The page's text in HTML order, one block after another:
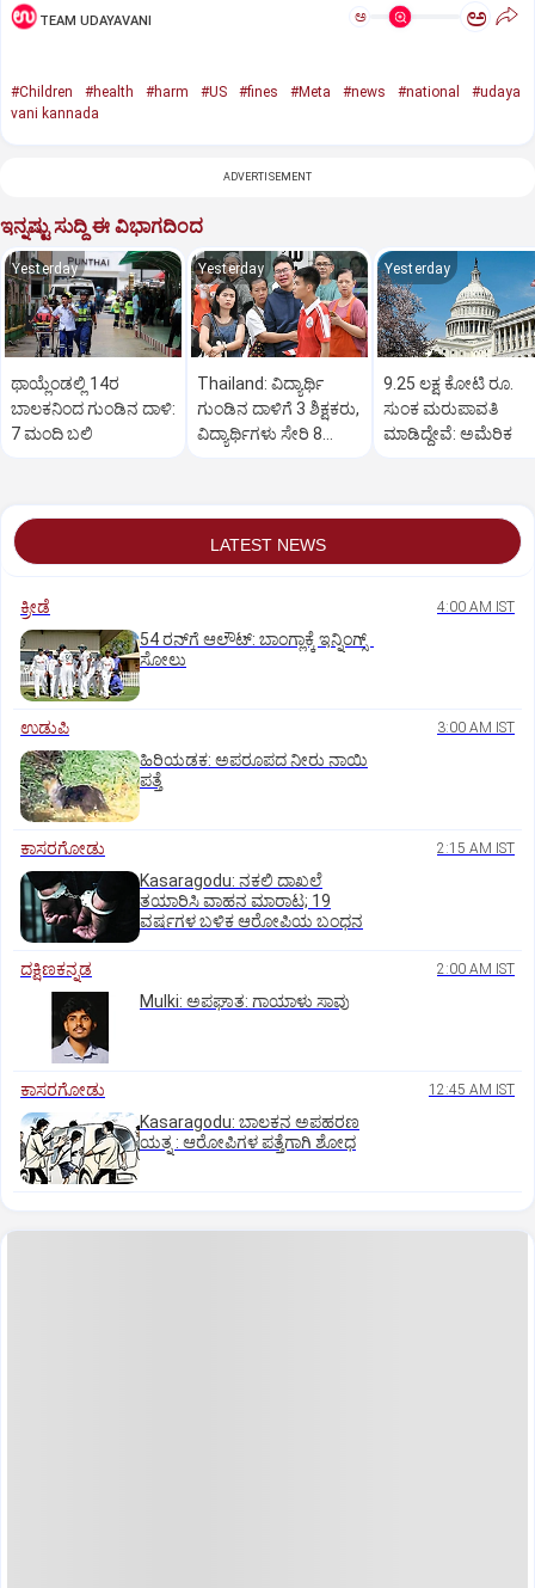
TEAM UDAYAVANI ಅ ಅ
#Children #health #harm #US #fines #Meta #news #national
#udaya
vani kannada
ADVERTISEMENT
ಇನ್ನಷ್ಟು ಸುದ್ದಿ ಈ ವಿಭಾಗದಿಂದ
Yesterday
ಥಾಯ್ಲೆಂಡಲ್ಲಿ 14ರ
ಬಾಲಕನಿಂದ ಗುಂಡಿನ ದಾಳಿ:
7 ಮಂದಿ ಬಲಿ
Yesterday
Thailand: ವಿದ್ಯಾರ್ಥಿ
ಗುಂಡಿನ ದಾಳಿಗೆ 3 ಶಿಕ್ಷಕರು,
ವಿದ್ಯಾರ್ಥಿಗಳು ಸೇರಿ 8
Yesterday
9.25 ಲಕ್ಷ ಕೋಟಿ ರೂ.
ಸುಂಕ ಮರುಪಾವತಿ
ಮಾಡಿದ್ದೇವೆ: ಅಮೆರಿಕ
LATEST NEWS
ಕ್ರೀಡೆ 4:00 AM IST
54 ರನ್‌ಗೆ ಆಲೌಟ್‌: ಬಾಂಗ್ಲಾಕ್ಕೆ ಇನ್ನಿಂಗ್ಸ್‌
ಸೋಲು
ಉಡುಪಿ 3:00 AM IST
ಹಿರಿಯಡಕ: ಅಪರೂಪದ ನೀರು ನಾಯಿ
ಪತ್ತೆ
ಕಾಸರಗೋಡು 2:15 AM IST
Kasaragodu: ನಕಲಿ ದಾಖಲೆ
ತಯಾರಿಸಿ ವಾಹನ ಮಾರಾಟ; 19
ವರ್ಷಗಳ ಬಳಿಕ ಆರೋಪಿಯ ಬಂಧನ
ದಕ್ಷಿಣಕನ್ನಡ 2:00 AM IST
Mulki: ಅಪಘಾತ: ಗಾಯಾಳು ಸಾವು
ಕಾಸರಗೋಡು 12:45 AM IST
Kasaragodu: ಬಾಲಕನ ಅಪಹರಣ
ಯತ್ನ : ಆರೋಪಿಗಳ ಪತ್ತೆಗಾಗಿ ಶೋಧ